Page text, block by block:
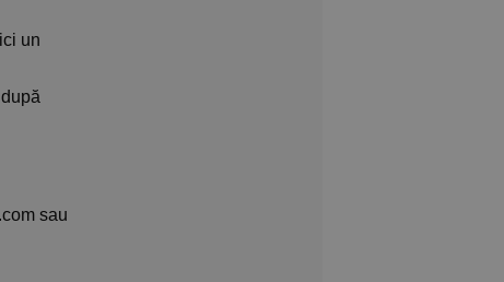
un
sau